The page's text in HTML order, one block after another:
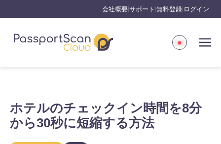
会社概要 サポート 無料登録 ログイン
ホテルのチェックイン時間を8分
から30秒に短縮する方法